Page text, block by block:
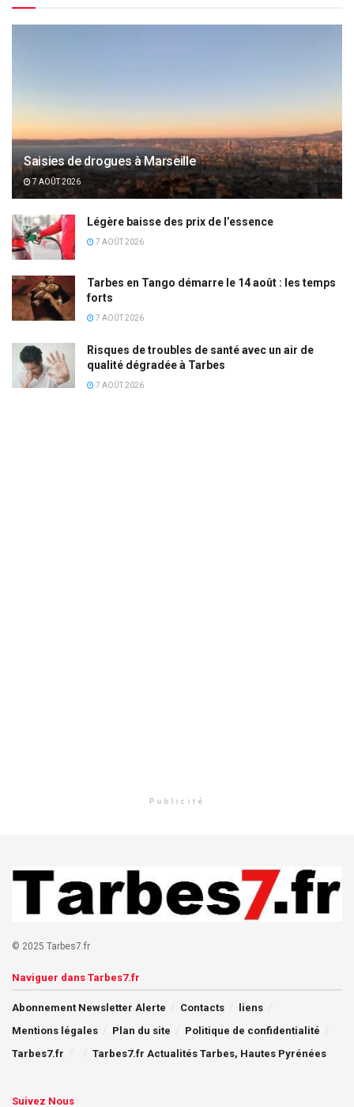
Saisies de drogues à Marseille
7 AOÛT 2026
Légère baisse des prix de l’essence
7 AOÛT 2026
Tarbes en Tango démarre le 14 août : les temps
forts
7 AOÛT 2026
Risques de troubles de santé avec un air de
qualité dégradée à Tarbes
7 AOÛT 2026
Publicité
© 2025 Tarbes7.fr
Naviguer dans Tarbes7.fr
Abonnement Newsletter Alerte Contacts
liens
Mentions légales
Plan du site
Politique de confidentialité
Tarbes7.fr
Tarbes7.fr Actualités Tarbes, Hautes Pyrénées
Suivez Nous